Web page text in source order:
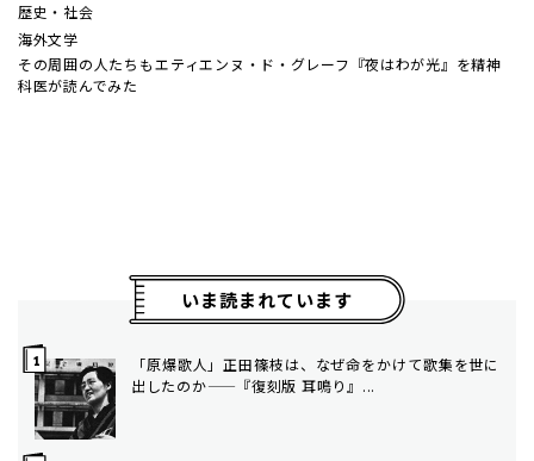
歴史・社会
海外文学
その周囲の人たちも――エティエンヌ・ド・グレーフ『夜はわが光』を精神
科医が読んでみた
いま読まれています
「原爆歌人」正田篠枝は、なぜ命をかけて歌集を世に
出したのか——『復刻版 耳鳴り』...